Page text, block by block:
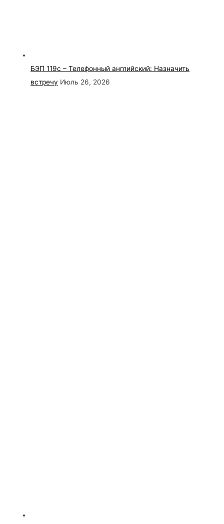
БЭП 119с – Телефонный английский: Назначить
встречу Июль 26, 2026